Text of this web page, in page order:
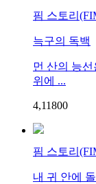
핌 스토리
늑구의 독백
먼 산의 능
위에 ...
4,11800
핌 스토리
내 귀 안에